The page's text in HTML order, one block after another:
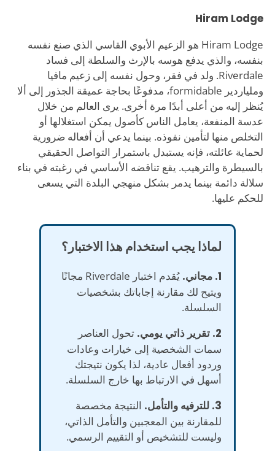
Hiram Lodge
Hiram Lodge هو الزعيم الأبوي القاسي الذي صنع نفسه
بنفسه، والذي يدفع هوسه بالإرث والسلطة إلى فساد
Riverdale. ولد في فقر، وحول نفسه إلى زعيم مافيا
وملياردير formidable، مدفوعًا بحاجة عميقة الجذور إلى ألا
يُنظر إليه من أعلى أبدًا مرة أخرى. يرى العالم من خلال
عدسة المنفعة، يعامل الناس كأصول يمكن استغلالها أو
التخلص منها لتأمين نفوذه. بينما يدعي أن أفعاله ضرورية
لحماية عائلته، فإنه يستبدل باستمرار التواصل الحقيقي
بالسيطرة والترهيب. يقع تناقضه الأساسي في رغبته في بناء
سلالة دائمة بينما يدمر بشكل منهجي البلدة التي يسعى
للحكم عليها.
لماذا يجب استخدام هذا الاختبار؟
1. مجاني.
يُقدم اختبار Riverdale مجانًا
ويتيح لك مقارنة إجاباتك بشخصيات
السلسلة.
2. تقرير ذاتي يومي.
تحول العناصر
سمات الشخصية إلى خيارات وعادات
وردود أفعال عادية، لذا يكون نتيجتك
أسهل في الارتباط بها خارج السلسلة.
3. للترفيه والتأمل.
النتيجة مخصصة
للمقارنة بين المعجبين والتأمل الذاتي،
وليست للتشخيص أو التقييم الرسمي.